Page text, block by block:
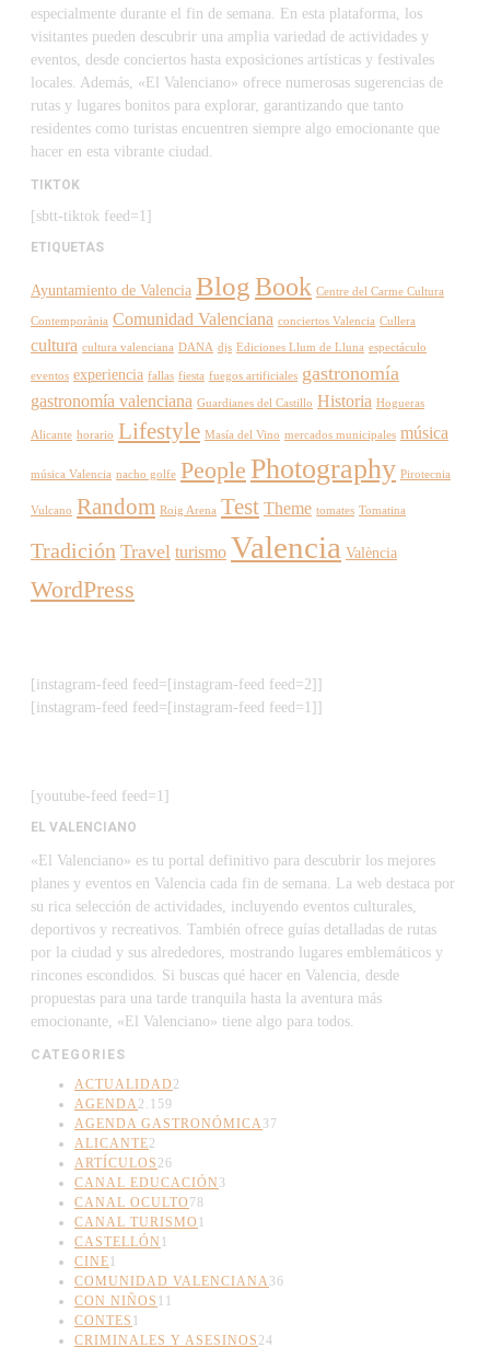
especialmente durante el fin de semana. En esta plataforma, los
visitantes pueden descubrir una amplia variedad de actividades y
eventos, desde conciertos hasta exposiciones artísticas y festivales
locales. Además, «El Valenciano» ofrece numerosas sugerencias de
rutas y lugares bonitos para explorar, garantizando que tanto
residentes como turistas encuentren siempre algo emocionante que
hacer en esta vibrante ciudad.
TIKTOK
[sbtt-tiktok feed=1]
ETIQUETAS
Ayuntamiento de Valencia BlogBook Centre del Carme Cultura
Contemporània Comunidad Valenciana conciertos Valencia Cullera
cultura cultura valenciana DANA djs Ediciones Llum de Lluna espectáculo
eventos experiencia fallas fiesta fuegos artificiales gastronomía
gastronomía valenciana Guardianes del Castillo Historia Hogueras
Alicante horario Lifestyle Masía del Vino mercados municipales música
música Valencia nacho golfe People Photography Pirotecnia
Vulcano Random Roig Arena Test Theme tomates Tomatina
Tradición Travel turismo Valencia València
WordPress
[instagram-feed feed=[instagram-feed feed=2]]
[instagram-feed feed=[instagram-feed feed=1]]
[youtube-feed feed=1]
EL VALENCIANO
«El Valenciano» es tu portal definitivo para descubrir los mejores
planes y eventos en Valencia cada fin de semana. La web destaca por
su rica selección de actividades, incluyendo eventos culturales,
deportivos y recreativos. También ofrece guías detalladas de rutas
por la ciudad y sus alrededores, mostrando lugares emblemáticos y
rincones escondidos. Si buscas qué hacer en Valencia, desde
propuestas para una tarde tranquila hasta la aventura más
emocionante, «El Valenciano» tiene algo para todos.
CATEGORIES
ACTUALIDAD 2
AGENDA 2.159
AGENDA GASTRONÓMICA 37
ALICANTE2
ARTÍCULOS 26
CANAL EDUCACIÓN 3
CANAL OCULTO 78
CANAL TURISMO 1
CASTELLÓN 1
CINE1
COMUNIDAD VALENCIANA 36
CON NIÑOS 11
CONTES 1
CRIMINALES Y ASESINOS 24